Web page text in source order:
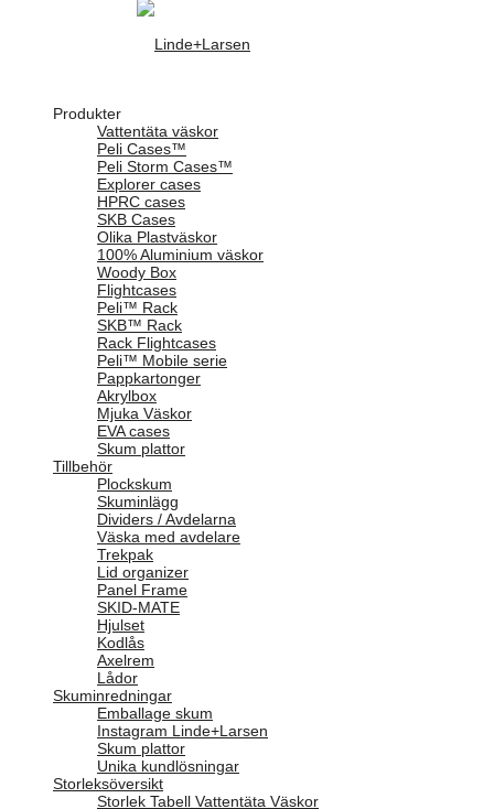
Produkter
Vattentäta väskor
Peli Cases™
Peli Storm Cases™
Explorer cases
HPRC cases
SKB Cases
Olika Plastväskor
100% Aluminium väskor
Woody Box
Flightcases
Peli™ Rack
SKB™ Rack
Rack Flightcases
Peli™ Mobile serie
Pappkartonger
Akrylbox
Mjuka Väskor
EVA cases
Skum plattor
Tillbehör
Plockskum
Skuminlägg
Dividers / Avdelarna
Väska med avdelare
Trekpak
Lid organizer
Panel Frame
SKID-MATE
Hjulset
Kodlås
Axelrem
Lådor
Skuminredningar
Emballage skum
Instagram Linde+Larsen
Skum plattor
Unika kundlösningar
Storleksöversikt
Storlek Tabell Vattentäta Väskor